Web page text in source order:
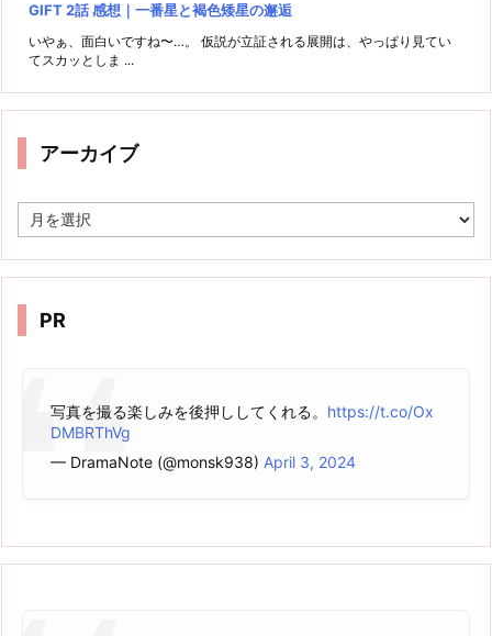
GIFT 2話 感想｜一番星と褐色矮星の邂逅
いやぁ、面白いですね〜…。 仮説が立証される展開は、やっぱり見てい
てスカッとしま ...
アーカイブ
ー
イ
PR
写真を撮る楽しみを後押ししてくれる。 https://t.co/Ox
DMBRThVg
— DramaNote (@monsk938) April 3, 2024